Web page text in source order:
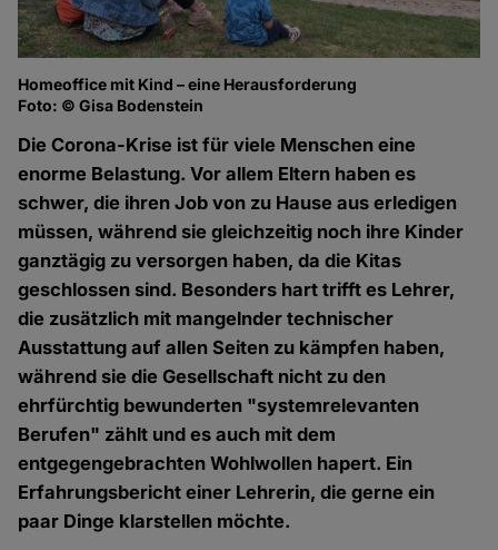
Homeoffice mit Kind – eine Herausforderung
Foto: © Gisa Bodenstein
Die Corona-Krise ist für viele Menschen eine
enorme Belastung. Vor allem Eltern haben es
schwer, die ihren Job von zu Hause aus erledigen
müssen, während sie gleichzeitig noch ihre Kinder
ganztägig zu versorgen haben, da die Kitas
geschlossen sind. Besonders hart trifft es Lehrer,
die zusätzlich mit mangelnder technischer
Ausstattung auf allen Seiten zu kämpfen haben,
während sie die Gesellschaft nicht zu den
ehrfürchtig bewunderten "systemrelevanten
Berufen" zählt und es auch mit dem
entgegengebrachten Wohlwollen hapert. Ein
Erfahrungsbericht einer Lehrerin, die gerne ein
paar Dinge klarstellen möchte.